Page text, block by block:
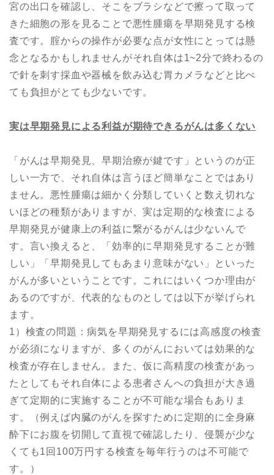
宮の出口を確認し、そこをブラシなどで擦って取って
きた細胞の形を見ることで悪性腫瘍を早期発見する検
査です。腟からの操作が必要な点が女性にとっては懸
念となるかもしれませんがそれ自体は1~2分で終わるの
で針を刺す採血や器械を飲み込む胃カメラなどと比べ
ても負担がとても少ないです。
実は早期発見による利益が期待できるがんは多くない
「がんは早期発見、早期治療が鍵です」というのが正
しい一方で、それ自体は言うほど簡単なことではあり
ません。悪性腫瘍は細かく分類していくと数え切れな
いほどの種類がありますが、実は定期的な検査による
早期発見が健康上の利益に繋がるがんは少ないんで
す。言い換えると、「効率的に早期発見することが難
しい」「早期発見してもあまり意味がない」といった
がんが多いということです。これにはいくつか理由が
あるのですが、代表的なものとしては以下が挙げられ
ます。
1）検査の問題：病気を早期発見するには高感度の検査
が必須になりますが、多くのがんにおいては効果的な
検査が存在しません。また、仮に高精度の検査があっ
たとしてもそれ自体による患者さんへの負担が大き過
ぎて定期的に実施することが不可能な場合もありま
す。（例えば内臓のがんを探すために定期的に全身麻
酔下にお腹を切開して直視で確認したり、侵襲が少な
くても1回100万円する検査を毎年行うのは不可能で
す。）